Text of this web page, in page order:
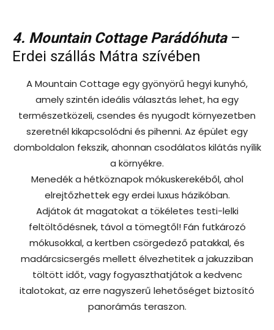
4. Mountain Cottage Parádóhuta–
Erdei szállás Mátra szívében
A Mountain Cottage egy gyönyörű hegyi kunyhó,
amely szintén ideális választás lehet, ha egy
természetközeli, csendes és nyugodt környezetben
szeretnél kikapcsolódni és pihenni. Az épület egy
domboldalon fekszik, ahonnan csodálatos kilátás nyílik
a környékre.
Menedék a hétköznapok mókuskerekéből, ahol
elrejtőzhettek egy erdei luxus házikóban.
Adjátok át magatokat a tökéletes testi-lelki
feltöltődésnek, távol a tömegtől! Fán futkározó
mókusokkal, a kertben csörgedező patakkal, és
madárcsicsergés mellett élvezhetitek a jakuzziban
töltött időt, vagy fogyaszthatjátok a kedvenc
italotokat, az erre nagyszerű lehetőséget biztosító
panorámás teraszon.